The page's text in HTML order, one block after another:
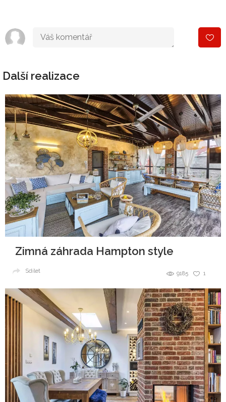
Další realizace
Zimná záhrada Hampton style
1
9185
Sdílet